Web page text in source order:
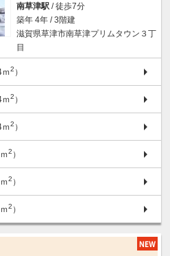
南草津駅 / 徒歩7分
築年 4年 / 3階建
滋賀県草津市南草津プリムタウン３丁
目
ｍ2 ）
ｍ2 ）
ｍ2 ）
2 ）
2 ）
2 ）